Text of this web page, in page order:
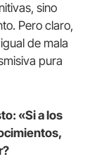
sino
Pero claro,
de mala
pura
«Si a los